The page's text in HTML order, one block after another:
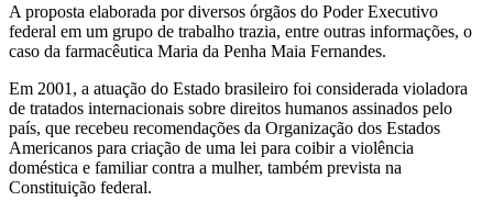
A proposta elaborada por diversos órgãos do Poder Executivo
federal em um grupo de trabalho trazia, entre outras informações, o
caso da farmacêutica Maria da Penha Maia Fernandes.
Em 2001, a atuação do Estado brasileiro foi considerada violadora
de tratados internacionais sobre direitos humanos assinados pelo
país, que recebeu recomendações da Organização dos Estados
Americanos para criação de uma lei para coibir a violência
doméstica e familiar contra a mulher, também prevista na
Constituição federal.